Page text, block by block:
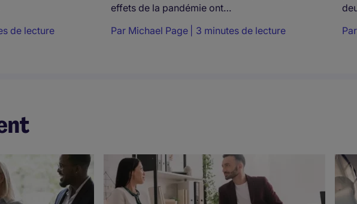
de lecture
effets de la pandémie ont…
Par Michael Page 3 minutes de lecture
Par